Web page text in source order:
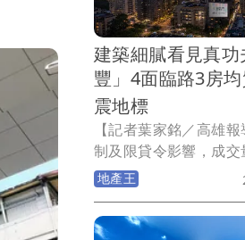
建築細膩看見真
豐」4面臨路3房
震地標
【記者葉家銘／高雄
制及限貸令影響，成交
氣，市場充斥著琳琅
對購屋族而言，買房非
放在對的標的物，地
地產王